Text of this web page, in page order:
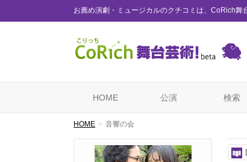
お薦め演劇・ミュージカルのクチコミは、CoRich舞
HOME 公演 検索
HOME 音響の会